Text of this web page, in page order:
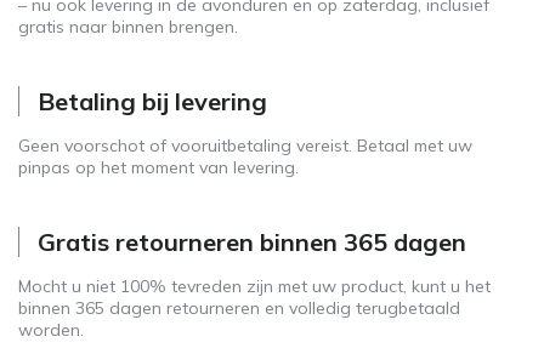
– nu ook levering in de avonduren en op zaterdag, inclusief
gratis naar binnen brengen.
Betaling bij levering
Geen voorschot of vooruitbetaling vereist. Betaal met uw
pinpas op het moment van levering.
Gratis retourneren binnen 365 dagen
Mocht u niet 100% tevreden zijn met uw product, kunt u het
binnen 365 dagen retourneren en volledig terugbetaald
worden.